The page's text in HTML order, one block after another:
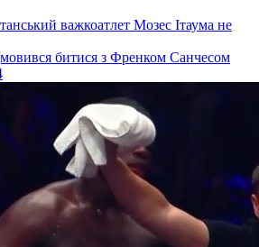
битися з Френком Санчесом